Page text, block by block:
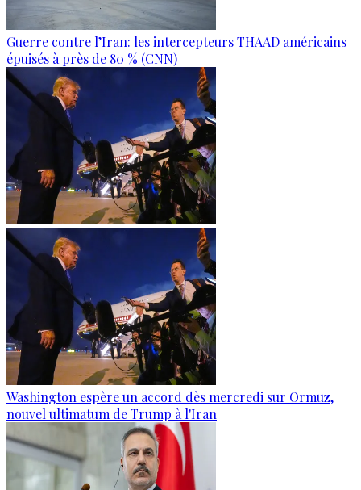
Guerre contre l’Iran: les intercepteurs THAAD américains
épuisés à près de 80 % (CNN)
Washington espère un accord dès mercredi sur Ormuz,
nouvel ultimatum de Trump à l'Iran